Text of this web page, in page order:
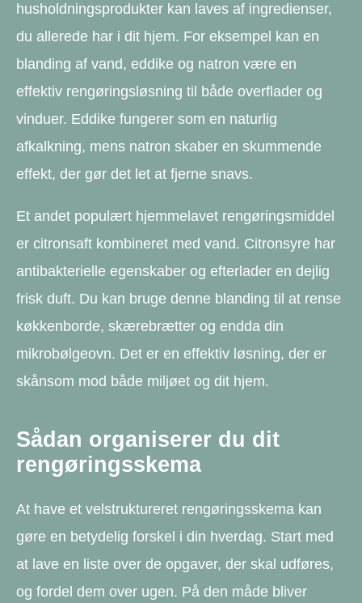
husholdningsprodukter kan laves af ingredienser,
du allerede har i dit hjem. For eksempel kan en
blanding af vand, eddike og natron være en
effektiv rengøringsløsning til både overflader og
vinduer. Eddike fungerer som en naturlig
afkalkning, mens natron skaber en skummende
effekt, der gør det let at fjerne snavs.
Et andet populært hjemmelavet rengøringsmiddel
er citronsaft kombineret med vand. Citronsyre har
antibakterielle egenskaber og efterlader en dejlig
frisk duft. Du kan bruge denne blanding til at rense
køkkenborde, skærebrætter og endda din
mikrobølgeovn. Det er en effektiv løsning, der er
skånsom mod både miljøet og dit hjem.
Sådan organiserer du dit
rengøringsskema
At have et velstruktureret rengøringsskema kan
gøre en betydelig forskel i din hverdag. Start med
at lave en liste over de opgaver, der skal udføres,
og fordel dem over ugen. På den måde bliver